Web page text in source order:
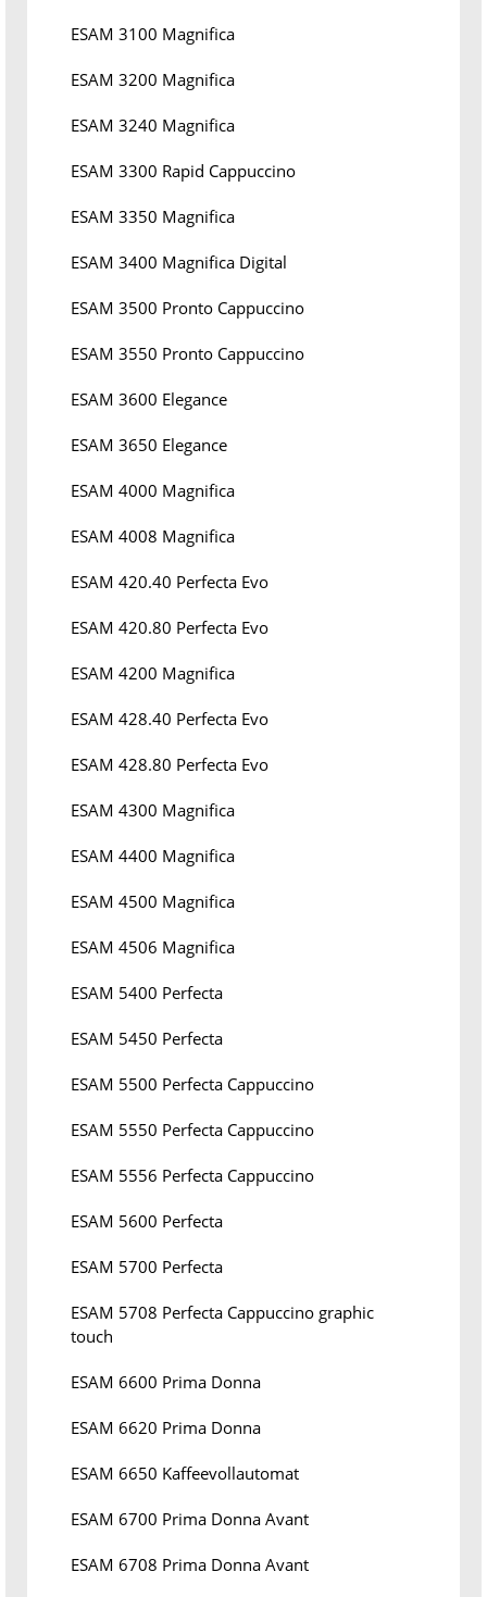
ESAM 3100 Magnifica
ESAM 3200 Magnifica
ESAM 3240 Magnifica
ESAM 3300 Rapid Cappuccino
ESAM 3350 Magnifica
ESAM 3400 Magnifica Digital
ESAM 3500 Pronto Cappuccino
ESAM 3550 Pronto Cappuccino
ESAM 3600 Elegance
ESAM 3650 Elegance
ESAM 4000 Magnifica
ESAM 4008 Magnifica
ESAM 420.40 Perfecta Evo
ESAM 420.80 Perfecta Evo
ESAM 4200 Magnifica
ESAM 428.40 Perfecta Evo
ESAM 428.80 Perfecta Evo
ESAM 4300 Magnifica
ESAM 4400 Magnifica
ESAM 4500 Magnifica
ESAM 4506 Magnifica
ESAM 5400 Perfecta
ESAM 5450 Perfecta
ESAM 5500 Perfecta Cappuccino
ESAM 5550 Perfecta Cappuccino
ESAM 5556 Perfecta Cappuccino
ESAM 5600 Perfecta
ESAM 5700 Perfecta
ESAM 5708 Perfecta Cappuccino graphic
touch
ESAM 6600 Prima Donna
ESAM 6620 Prima Donna
ESAM 6650 Kaffeevollautomat
ESAM 6700 Prima Donna Avant
ESAM 6708 Prima Donna Avant